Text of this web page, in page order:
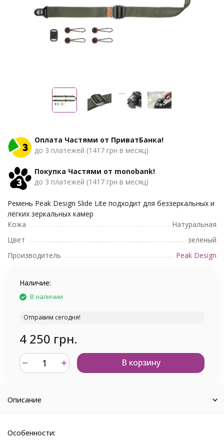
Оплата Частями от ПриватБанка!
до 3 платежей (1417 грн в месяц)
Покупка Частями от monobank!
до 3 платежей (1417 грн в месяц)
Ремень Peak Design Slide Lite подходит для беззеркальных и
лёгких зеркальных камер
Кожа
Натуральная
Цвет
зеленый
Производитель
Peak Design
Наличие:
В наличии
Отправим сегодня!
4 250 грн.
В корзину
Описание
Особенности: